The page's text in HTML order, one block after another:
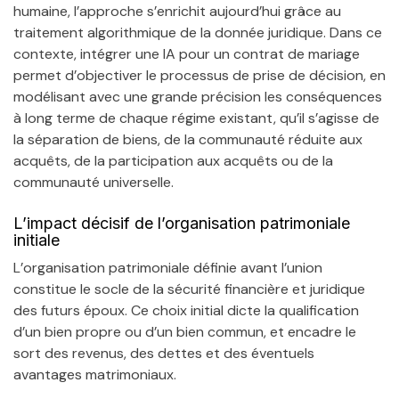
humaine, l’approche s’enrichit aujourd’hui grâce au
traitement algorithmique de la donnée juridique. Dans ce
contexte, intégrer une IA pour un contrat de mariage
permet d’objectiver le processus de prise de décision, en
modélisant avec une grande précision les conséquences
à long terme de chaque régime existant, qu’il s’agisse de
la séparation de biens, de la communauté réduite aux
acquêts, de la participation aux acquêts ou de la
communauté universelle.
L’impact décisif de l’organisation patrimoniale
initiale
L’organisation patrimoniale définie avant l’union
constitue le socle de la sécurité financière et juridique
des futurs époux. Ce choix initial dicte la qualification
d’un bien propre ou d’un bien commun, et encadre le
sort des revenus, des dettes et des éventuels
avantages matrimoniaux.